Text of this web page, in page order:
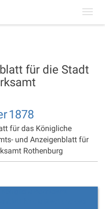
für die Stadt
1878
für das Königliche
und Anzeigenblatt für
Rothenburg